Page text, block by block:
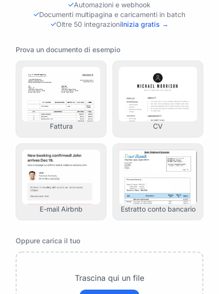
Automazioni e webhook
Documenti multipagina e caricamenti in batch
Oltre 50 integrazioniInizia gratis →
Prova un documento di esempio
Fattura CV
E-mail Airbnb Estratto conto bancario
Oppure carica il tuo
Trascina qui un file